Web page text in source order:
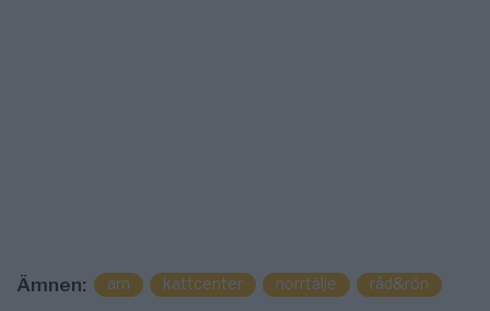
Ämnen: arn kattcenter norrtälje råd&rön